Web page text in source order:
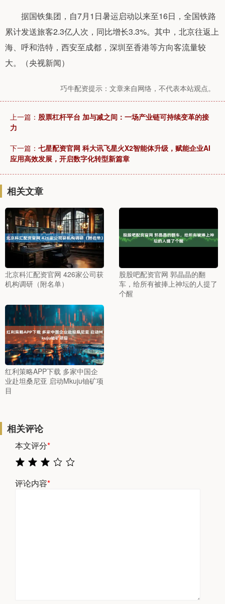
据国铁集团，自7月1日暑运启动以来至16日，全国铁路
累计发送旅客2.3亿人次，同比增长3.3%。其中，北京往返上
海、呼和浩特，西安至成都，深圳至香港等方向客流量较
大。（央视新闻）
巧牛配资提示：文章来自网络，不代表本站观点。
上一篇： 股票杠杆平台 加与减之间：一场产业链可持续变革的接
力
下一篇： 七星配资官网 科大讯飞星火X2智能体升级，赋能企业AI
应用高效发展，开启数字化转型新篇章
相关文章
北京科汇配资官网 426家公司获
机构调研（附名单）
股股吧配资官网 郭晶晶的翻
车，给所有被捧上神坛的人提了
个醒
红利策略APP下载 多家中国企
业赴坦桑尼亚 启动Mkuju铀矿项
目
相关评论
本文评分*
评论内容*